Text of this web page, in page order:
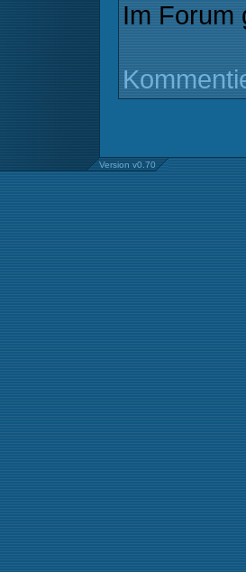
Im Forum
Version v0.70